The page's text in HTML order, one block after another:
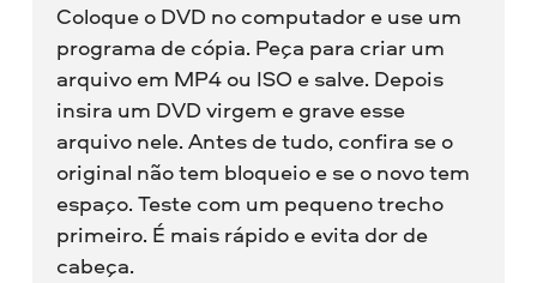
Coloque o DVD no computador e use um
programa de cópia. Peça para criar um
arquivo em MP4 ou ISO e salve. Depois
insira um DVD virgem e grave esse
arquivo nele. Antes de tudo, confira se o
original não tem bloqueio e se o novo tem
espaço. Teste com um pequeno trecho
primeiro. É mais rápido e evita dor de
cabeça.